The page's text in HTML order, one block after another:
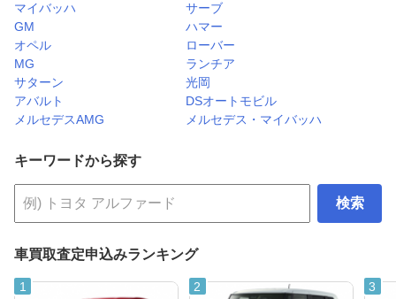
マイバッハ
サーブ
GM
ハマー
オペル
ローバー
MG
ランチア
サターン
光岡
アバルト
DSオートモビル
メルセデスAMG
メルセデス・マイバッハ
キーワードから探す
検索
車買取査定申込みランキング